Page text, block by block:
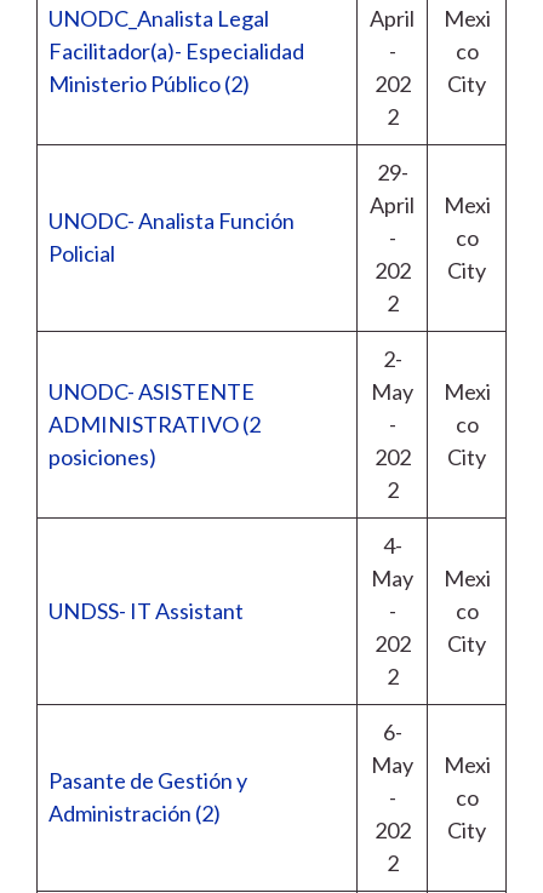
UNODC_Analista Legal
Facilitador(a)- Especialidad
Ministerio Público (2)
April
-
202
2
Mexi
co
City
UNODC- Analista Función
Policial
29-
April
-
202
2
Mexi
co
City
UNODC- ASISTENTE
ADMINISTRATIVO (2
posiciones)
2-
May
-
202
2
Mexi
co
City
UNDSS- IT Assistant
4-
May
-
202
2
Mexi
co
City
Pasante de Gestión y
Administración (2)
6-
May
-
202
2
Mexi
co
City